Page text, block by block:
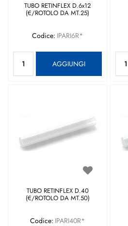
TUBO RETINFLEX D.6x12
(€/ROTOLO DA MT.25)
Codice: IPARI6R*
AGGIUNGI
TUBO RETINFLEX D.40
(€/ROTOLO DA MT.50)
Codice: IPARI40R*